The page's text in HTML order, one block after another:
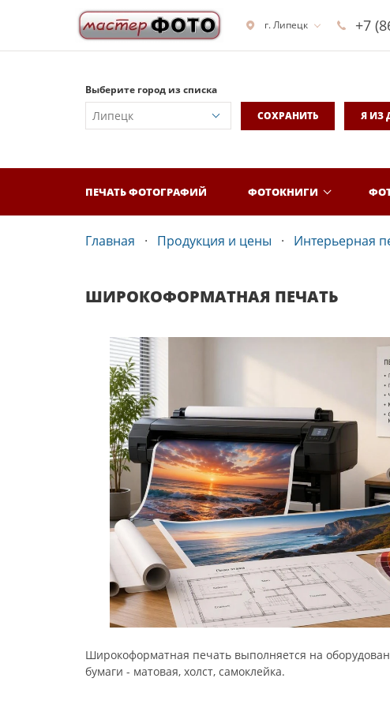
г. Липецк +7
Выберите город из списка
СОХРАНИТЬ
Я ИЗ
ПЕЧАТЬ ФОТОГРАФИЙ ФОТОКНИГИ
Главная Продукция и цены Интерьерная
ШИРОКОФОРМАТНАЯ ПЕЧАТЬ
Широкоформатная печать выполняется на
бумаги - матовая, холст, самоклейка.